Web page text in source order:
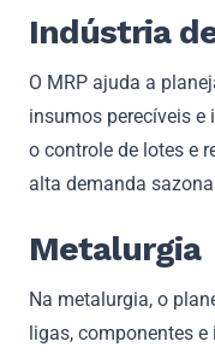
Indústria
O MRP ajuda a
insumos perecíveis
o controle de lotes e
alta demanda
Metalurgia
Na metalurgia, o
ligas, componentes